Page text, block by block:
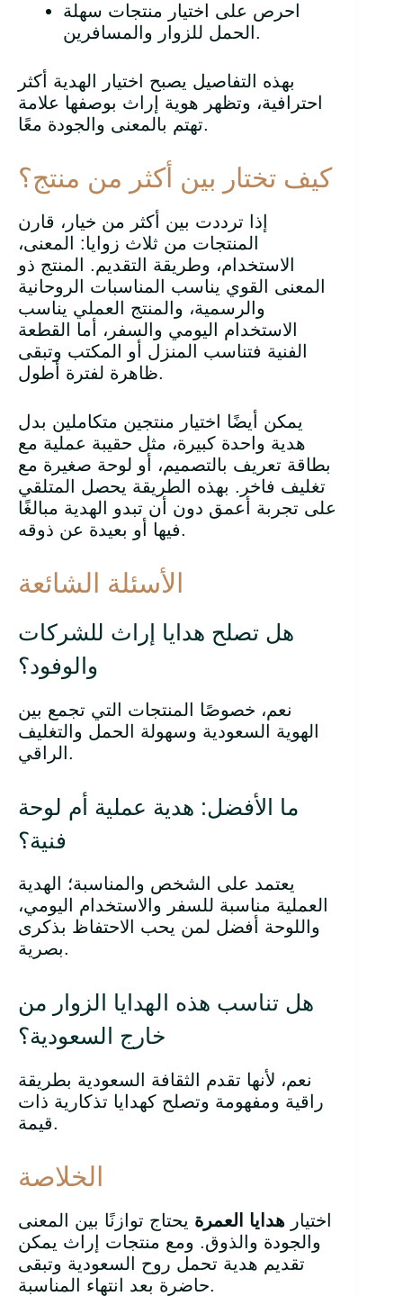
احرص على اختيار منتجات سهلة
الحمل للزوار والمسافرين.
بهذه التفاصيل يصبح اختيار الهدية أكثر
احترافية، وتظهر هوية إراث بوصفها علامة
تهتم بالمعنى والجودة معًا.
كيف تختار بين أكثر من منتج؟
إذا ترددت بين أكثر من خيار، قارن
المنتجات من ثلاث زوايا: المعنى،
الاستخدام، وطريقة التقديم. المنتج ذو
المعنى القوي يناسب المناسبات الروحانية
والرسمية، والمنتج العملي يناسب
الاستخدام اليومي والسفر، أما القطعة
الفنية فتناسب المنزل أو المكتب وتبقى
ظاهرة لفترة أطول.
يمكن أيضًا اختيار منتجين متكاملين بدل
هدية واحدة كبيرة، مثل حقيبة عملية مع
بطاقة تعريف بالتصميم، أو لوحة صغيرة مع
تغليف فاخر. بهذه الطريقة يحصل المتلقي
على تجربة أعمق دون أن تبدو الهدية مبالغًا
فيها أو بعيدة عن ذوقه.
الأسئلة الشائعة
هل تصلح هدايا إراث للشركات
والوفود؟
نعم، خصوصًا المنتجات التي تجمع بين
الهوية السعودية وسهولة الحمل والتغليف
الراقي.
ما الأفضل: هدية عملية أم لوحة
فنية؟
يعتمد على الشخص والمناسبة؛ الهدية
العملية مناسبة للسفر والاستخدام اليومي،
واللوحة أفضل لمن يحب الاحتفاظ بذكرى
بصرية.
هل تناسب هذه الهدايا الزوار من
خارج السعودية؟
نعم، لأنها تقدم الثقافة السعودية بطريقة
راقية ومفهومة وتصلح كهدايا تذكارية ذات
قيمة.
الخلاصة
اختيار هدايا العمرة يحتاج توازنًا بين المعنى
والجودة والذوق. ومع منتجات إراث يمكن
تقديم هدية تحمل روح السعودية وتبقى
حاضرة بعد انتهاء المناسبة.